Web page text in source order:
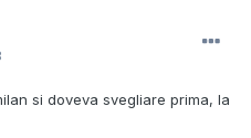
si doveva svegliare prima, la